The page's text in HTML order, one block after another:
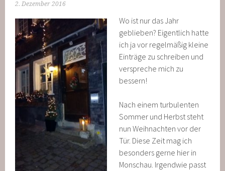
2. Dezember 2016
Wo ist nur das Jahr
geblieben? Eigentlich hatte
ich ja vor regelmäßig kleine
Einträge zu schreiben und
verspreche mich zu
bessern!
Nach einem turbulenten
Sommer und Herbst steht
nun Weihnachten vor der
Tür. Diese Zeit mag ich
besonders gerne hier in
Monschau. Irgendwie passt